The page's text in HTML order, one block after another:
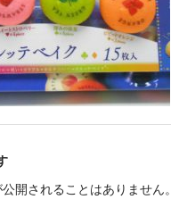
開されることはありません。